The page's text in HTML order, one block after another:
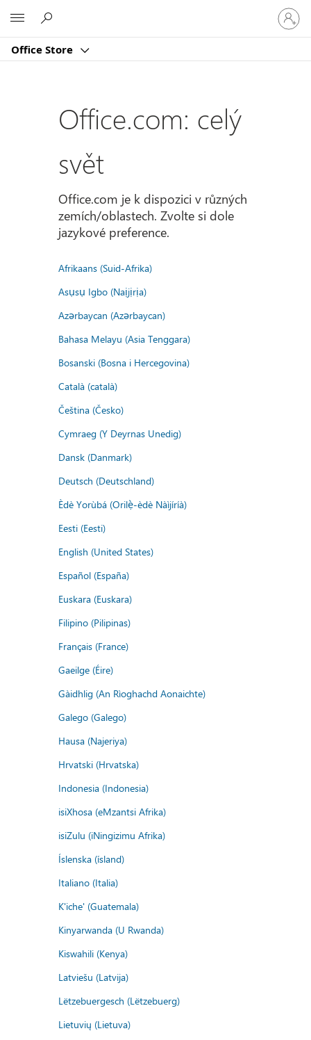
Office Store
se
ke
účtu
Office.com: celý
svět
Office.com je k dispozici v různých
zemích/oblastech. Zvolte si dole
jazykové preference.
Afrikaans (Suid-Afrika)
Asụsụ Igbo (Naịjịrịa)
Azərbaycan (Azərbaycan)
Bahasa Melayu (Asia Tenggara)
Bosanski (Bosna i Hercegovina)
Català (català)
Čeština (Česko)
Cymraeg (Y Deyrnas Unedig)
Dansk (Danmark)
Deutsch (Deutschland)
Èdè Yorùbá (Orilẹ̀-èdè Nàìjíríà)
Eesti (Eesti)
English (United States)
Español (España)
Euskara (Euskara)
Filipino (Pilipinas)
Français (France)
Gaeilge (Éire)
Gàidhlig (An Rìoghachd Aonaichte)
Galego (Galego)
Hausa (Najeriya)
Hrvatski (Hrvatska)
Indonesia (Indonesia)
isiXhosa (eMzantsi Afrika)
isiZulu (iNingizimu Afrika)
Íslenska (ísland)
Italiano (Italia)
K'iche' (Guatemala)
Kinyarwanda (U Rwanda)
Kiswahili (Kenya)
Latviešu (Latvija)
Lëtzebuergesch (Lëtzebuerg)
Lietuvių (Lietuva)